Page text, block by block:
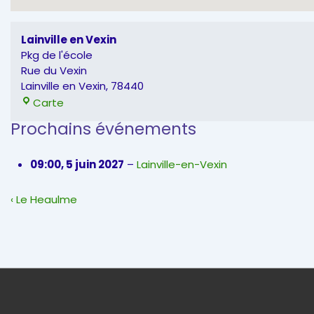
Lainville en Vexin
Pkg de l'école
Rue du Vexin
Lainville en Vexin, 78440
Carte
Vexin
Prochains événements
09:00,5 juin 2027 – Lainville-en-Vexin
Navigation
Previous
‹ Le Heaulme